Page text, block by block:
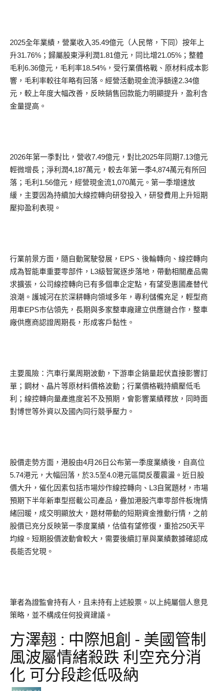
2025全年業績，營業收入35.49億元（人民幣，下同）按年上
升31.76%；歸屬股東淨利潤1.81億元，同比增21.05%；整體
毛利6.36億元，毛利率18.54%，受行業價格戰、原材料成本影
響，毛利率較往年略有回落。經營活動現金流淨額達2.34億
元，較上年度大幅改善，反映銷售回款能力明顯提升，盈利含
金量提高。
2026年第一季對比，營收7.49億元，對比2025年同期7.13億元
輕微增長；淨利潤4,187萬元，較去年第一季4,874萬元有所回
落；毛利1.56億元，經營現金流1,070萬元。第一季增速放
緩，主要因為持續加大線控轉向研發投入，研發費用上升短期
壓抑盈利表現。
行業前景方面，隨自動駕駛發展，EPS、後輪轉向、線控轉向
成為智能車重要零部件，L3級智駕逐步落地，帶動相關產品需
求擴張，公司線控轉向已有多個車企定點，有望受惠國產替代
浪潮。護城河在於深耕轉向領域多年，專利儲備充足，輕型商
用車EPS市佔領先，長期與多家整車廠建立供應鏈合作，整車
廠供應商認證周期長，形成客戶黏性。
主要風險：汽車行業周期波動，下游車企銷量起伏直接影響訂
單；鋼材、晶片等原材料價格波動；行業價格戰持續壓低毛
利；線控轉向量產進度若不及預期，會影響業績釋放，同時面
對博世等外資以及國內同行競爭壓力。
股價走勢方面，港股由4月26日公布第一季度業績後，自高位
5.74港元，大幅回落，於3.5至4.0港元區間反覆震盪。近日股
價大升，催化因素包括市場炒作線控轉向、L3自駕題材，市場
預期下半年新車型搭載公司產品，疊加港股汽車零部件板塊情
緒回暖，成交明顯放大，題材帶動的短期資金推動行情，之前
股價已充分反映第一季度業績，估值有望修復，重拾250天平
均線。短期股價波動會較大，需要後續訂單與業績數據確認成
長能否兌現。
筆者為證監會持有人，且未持有上述股票。以上純屬個人意見
策略，並不構成任何投資建議。
方澤翹 : 中際旭創 - 美國管制
風波屬情緒殺跌 利空充分消
化 可分段趁低吸納